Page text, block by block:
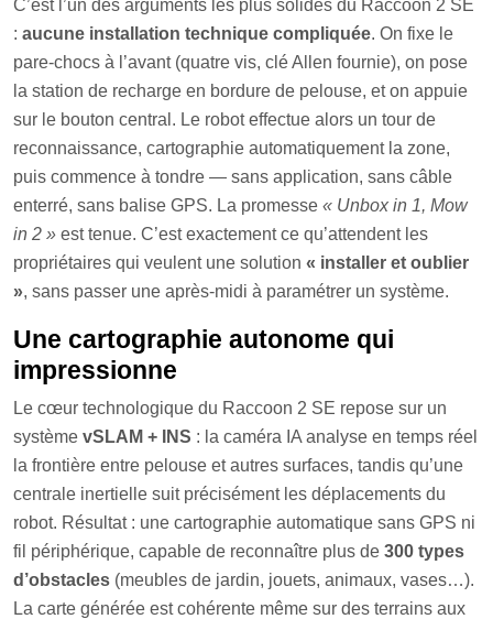
C’est l’un des arguments les plus solides du Raccoon 2 SE
: aucune installation technique compliquée. On fixe le
pare-chocs à l’avant (quatre vis, clé Allen fournie), on pose
la station de recharge en bordure de pelouse, et on appuie
sur le bouton central. Le robot effectue alors un tour de
reconnaissance, cartographie automatiquement la zone,
puis commence à tondre — sans application, sans câble
enterré, sans balise GPS. La promesse « Unbox in 1, Mow
in 2 » est tenue. C’est exactement ce qu’attendent les
propriétaires qui veulent une solution « installer et oublier
», sans passer une après-midi à paramétrer un système.
Une cartographie autonome qui
impressionne
Le cœur technologique du Raccoon 2 SE repose sur un
système vSLAM + INS : la caméra IA analyse en temps réel
la frontière entre pelouse et autres surfaces, tandis qu’une
centrale inertielle suit précisément les déplacements du
robot. Résultat : une cartographie automatique sans GPS ni
fil périphérique, capable de reconnaître plus de 300 types
d’obstacles (meubles de jardin, jouets, animaux, vases…).
La carte générée est cohérente même sur des terrains aux